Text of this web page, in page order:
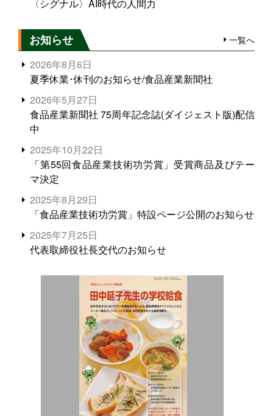
〈シグナル〉AI時代の人間力
お知らせ 一覧へ
2026年8月6日
夏季休業･休刊のお知らせ/食品産業新聞社
2026年5月27日
食品産業新聞社 75周年記念誌(ダイジェスト版)配信
中
2025年10月22日
「第55回食品産業技術功労賞」受賞商品及びテー
マ決定
2025年8月29日
「食品産業技術功労賞」特設ページ公開のお知らせ
2025年7月25日
代表取締役社長交代のお知らせ